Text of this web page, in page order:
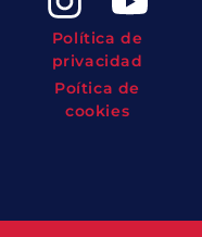
Política de
privacidad
Poítica de
cookies